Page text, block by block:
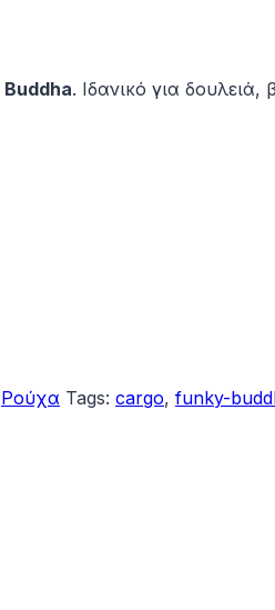
Buddha. Ιδανικό για
Ρούχα Tags: cargo, funky-